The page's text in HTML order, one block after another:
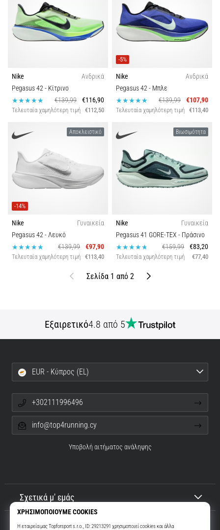
Nike
Ανδρικά
Pegasus 42- Κίτρινο
€139,99
€116,90
Τελευταία χαμηλότερη τιμή €112,50
-5%
Nike
Ανδρικά
Pegasus 42- Μπλε
€139,99
€107,90
Τελευταία χαμηλότερη τιμή €113,40
Αποκλειστικό
-14%
Nike
Γυναικεία
Pegasus 42- Λευκό
€139,99
€97,90
Τελευταία χαμηλότερη τιμή €113,40
Βιωσιμότητα
Nike
Γυναικεία
Pegasus 41 GORE-TEX - Πράσινο
€159,99
€83,20
Τελευταία χαμηλότερη τιμή €77,40
Προηγούμενο
Σελίδα 1 από 2 Επόμενο
Εξαιρετικό4.8 από 5
Σχετικά μ' εμάς
Εξυπηρέτηση πελατών
EUR - Κύπρος (EL)
+302111996496
info@top4running.cy
Υποβολή αιτήματος ανάληψης